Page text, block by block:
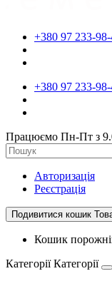
+380 97 233-
+380 97 233-
Працюємо Пн-Пт з
Авторизація
Реєстрація
Подивитися кошик
Кошик
Категорії Категорії